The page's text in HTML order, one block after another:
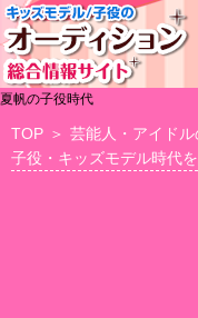
夏帆の子役時代
TOP ＞ 芸能人・アイド
子役・キッズモデル時代